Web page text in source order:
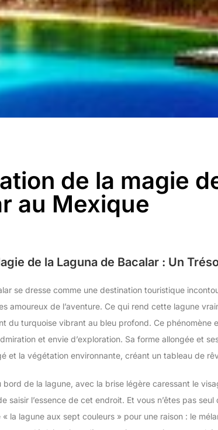
de la magie
au Mexique
de la Laguna de Bacalar : Un
se dresse comme une destination touristique
amoureux de l’aventure. Ce qui rend cette lagune
du turquoise vibrant au bleu profond. Ce
et envie d’exploration. Sa forme allongée et
et la végétation environnante, créant un tableau de
bord de la lagune, avec la brise légère caressant le
saisir l’essence de cet endroit. Et vous n’êtes pas
la lagune aux sept couleurs » pour une raison : le